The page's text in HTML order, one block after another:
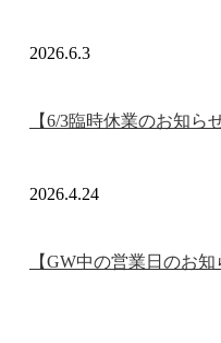
2026.6.3
【6/3臨時休業のお知らせ
2026.4.24
【GW中の営業日のお